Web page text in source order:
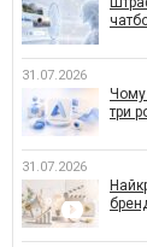
31.07.2026
Чому
три
31.07.2026